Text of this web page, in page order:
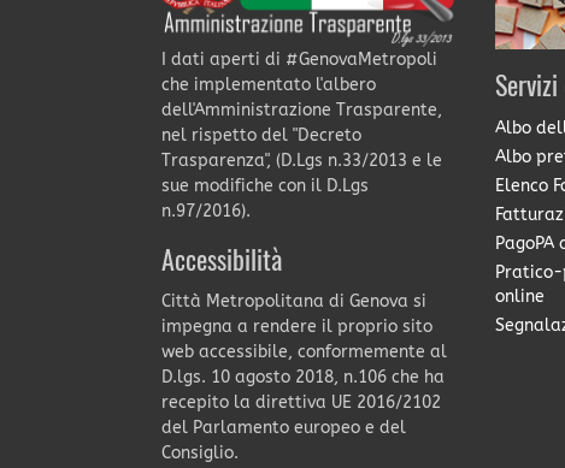
I dati aperti di #GenovaMetropoli
che implementato l'albero
dell'Amministrazione Trasparente,
nel rispetto del "Decreto
Trasparenza", (D.Lgs n.33/2013 e le
sue modifiche con il D.Lgs
n.97/2016).
Accessibilità
Città Metropolitana di Genova si
impegna a rendere il proprio sito
web accessibile, conformemente al
D.lgs. 10 agosto 2018, n.106 che ha
recepito la direttiva UE 2016/2102
del Parlamento europeo e del
Consiglio.
Servizi
Albo
Albo
Elenco
online